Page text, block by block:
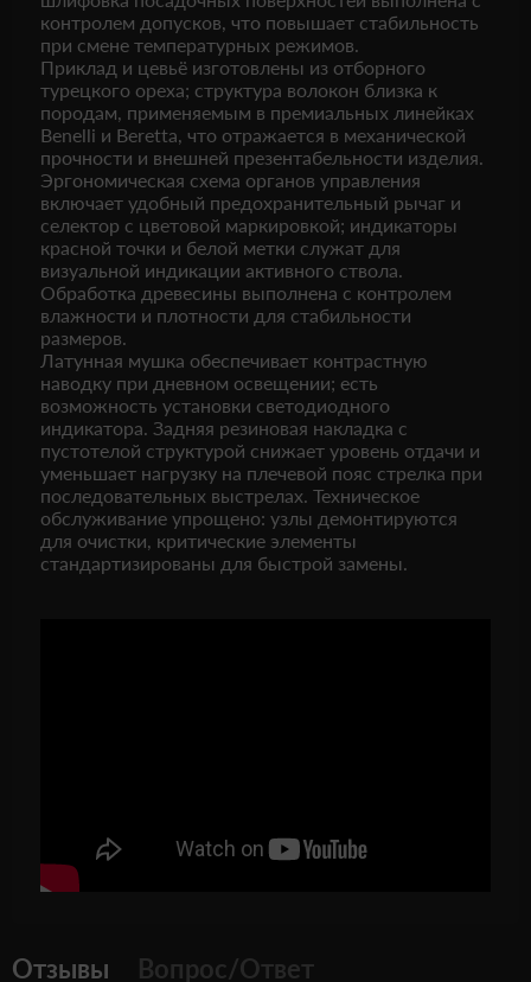
контролем допусков, что повышает стабильность
при смене температурных режимов.
Приклад и цевьё изготовлены из отборного
турецкого ореха; структура волокон близка к
породам, применяемым в премиальных линейках
Benelli и Beretta, что отражается в механической
прочности и внешней презентабельности изделия.
Эргономическая схема органов управления
включает удобный предохранительный рычаг и
селектор с цветовой маркировкой; индикаторы
красной точки и белой метки служат для
визуальной индикации активного ствола.
Обработка древесины выполнена с контролем
влажности и плотности для стабильности
размеров.
Латунная мушка обеспечивает контрастную
наводку при дневном освещении; есть
возможность установки светодиодного
индикатора. Задняя резиновая накладка с
пустотелой структурой снижает уровень отдачи и
уменьшает нагрузку на плечевой пояс стрелка при
последовательных выстрелах. Техническое
обслуживание упрощено: узлы демонтируются
для очистки, критические элементы
стандартизированы для быстрой замены.
Отзывы Вопрос/Ответ